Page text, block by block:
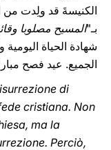
الكنيسةَ قد ولِدت من
بـ"المسيح مصلوبا
شهادة الحياة
الجميع. عيد فصح
di
cristiana. Non
ma la
Perciò,